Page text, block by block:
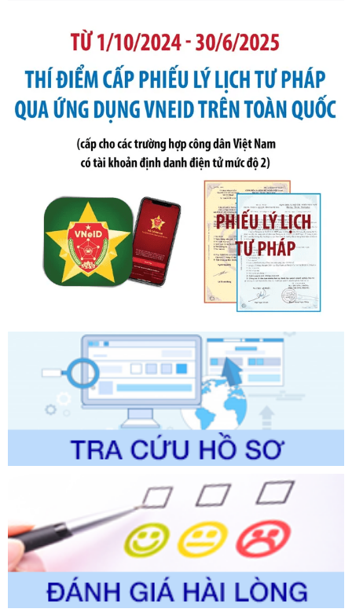
Tên: Thông tư số 105/2026/TT-BTC của Bộ Tài chính: Bãi
bỏ Thông tư số 87/2019/TT- BТC ngày 19 tháng 12 năm
2019 của Bộ trưởng Bộ Tài chính hướng dẫn thực hiện xử
phạt vi phạm hành chính trong lĩnh vực kho bạc nhà nước
Ngày ban hành: 21/07/2026
Số kí hiệu:291/2026/NĐ-CP
Tên: Nghị định số 291/2026/NĐ-CP của Chính phủ: Sửa
đổi, bổ sung một số điều của Nghị định số 125/2020/NĐ-СР
ngày 19 tháng 10 năm 2020 của Chính phủ quy định xử
phạt vi phạm hành chính về thuế, hóa đơn được sửa đổi, bổ
sung bởi Nghị định số 102/2021/NĐ-CP
Ngày ban hành: 20/07/2026
Số kí hiệu:2303/QĐ-UBND
Tên: Quyết định công bố Danh mục thủ tục hành chính mới
ban hành, được sửa đổi, bổ sung, bị bãi bỏ và phê duyệt
Quy trình nội bộ, quy trình điện tử giải quyết thủ tục hành
chính trong một số lĩnh vực thuộc phạm vi chức năng quản
Ngày ban hành: 01/06/2026
Số kí hiệu:2304/QĐ-UBND
Tên: Quyết định công bố Danh mục thủ tục hành chính
được sửa đổi, bổ sung và phê duyệt Quy trình nội bộ, quy
trình điện tử giải quyết thủ tục hành chính trong lĩnh vực Du
lịch thuộc phạm vi chức năng quản lý của Sở Văn hóa, Thể
thao và Du lịch
Ngày ban hành: 01/06/2026
2310/QĐ-UBND
Tên: Về việc công bố Danh mục thủ tục hành chính sửa
đổi, bổ sung và phê duyệt Quy trình nội bộ, quy trình điện tử
trong giải quyết thủtục hành chính lĩnh vực biến đổi khí hậu
thuộc phạm vi giải quyết của Sở Nông nghiệp và Môi
trường
Ngày ban hành: 01/06/2026
Số kí hiệu:2300/QĐ-UBND